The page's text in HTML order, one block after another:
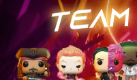
content